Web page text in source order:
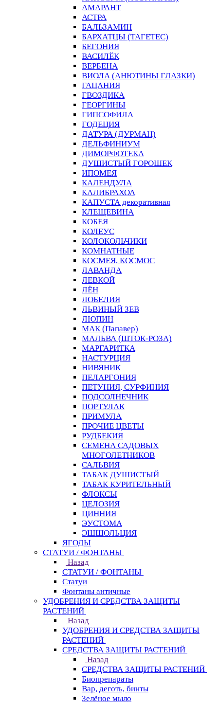
АМАРАНТ
АСТРА
БАЛЬЗАМИН
БАРХАТЦЫ (ТАГЕТЕС)
БЕГОНИЯ
ВАСИЛЁК
ВЕРБЕНА
ВИОЛА (АНЮТИНЫ ГЛАЗКИ)
ГАЦАНИЯ
ГВОЗДИКА
ГЕОРГИНЫ
ГИПСОФИЛА
ГОДЕЦИЯ
ДАТУРА (ДУРМАН)
ДЕЛЬФИНИУМ
ДИМОРФОТЕКА
ДУШИСТЫЙ ГОРОШЕК
ИПОМЕЯ
КАЛЕНДУЛА
КАЛИБРАХОА
КАПУСТА декоративная
КЛЕЩЕВИНА
КОБЕЯ
КОЛЕУС
КОЛОКОЛЬЧИКИ
КОМНАТНЫЕ
КОСМЕЯ, КОСМОС
ЛАВАНДА
ЛЕВКОЙ
ЛЁН
ЛОБЕЛИЯ
ЛЬВИНЫЙ ЗЕВ
ЛЮПИН
МАК (Папавер)
МАЛЬВА (ШТОК-РОЗА)
МАРГАРИТКА
НАСТУРЦИЯ
НИВЯНИК
ПЕЛАРГОНИЯ
ПЕТУНИЯ, СУРФИНИЯ
ПОДСОЛНЕЧНИК
ПОРТУЛАК
ПРИМУЛА
ПРОЧИЕ ЦВЕТЫ
РУДБЕКИЯ
СЕМЕНА САДОВЫХ
МНОГОЛЕТНИКОВ
САЛЬВИЯ
ТАБАК ДУШИСТЫЙ
ТАБАК КУРИТЕЛЬНЫЙ
ФЛОКСЫ
ЦЕЛОЗИЯ
ЦИННИЯ
ЭУСТОМА
ЭШШОЛЬЦИЯ
ЯГОДЫ
СТАТУИ / ФОНТАНЫ
Назад
СТАТУИ / ФОНТАНЫ
Статуи
Фонтаны античные
УДОБРЕНИЯ И СРЕДСТВА ЗАЩИТЫ
РАСТЕНИЙ
Назад
УДОБРЕНИЯ И СРЕДСТВА ЗАЩИТЫ
РАСТЕНИЙ
СРЕДСТВА ЗАЩИТЫ РАСТЕНИЙ
Назад
СРЕДСТВА ЗАЩИТЫ РАСТЕНИЙ
Биопрепараты
Вар, деготь, бинты
Зелёное мыло